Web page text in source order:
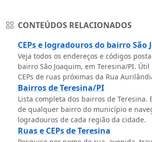
CONTEÚDOS RELACIONADOS
CEPs e logradouros do bairro São
Veja todos os endereços e códigos
bairro São Joaquim, em Teresina/PI.
CEPs de ruas próximas da Rua
Bairros de Teresina/PI
Lista completa dos bairros de Teresina.
de qualquer bairro do município e
logradouros de cada região da cidade.
Ruas e CEPs de Teresina